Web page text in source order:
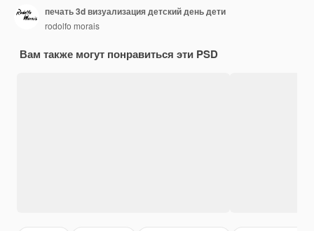
печать 3d визуализация детский день дети
rodolfo morais
Вам также могут понравиться эти PSD